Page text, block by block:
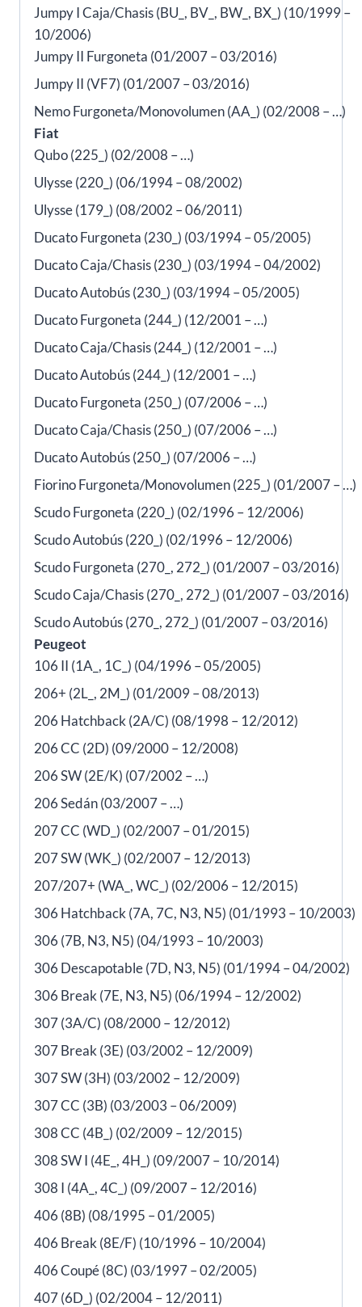
Jumpy I Caja/Chasis (BU_, BV_, BW_, BX_) (10/1999 –
10/2006)
Jumpy II Furgoneta (01/2007 – 03/2016)
Jumpy II (VF7) (01/2007 – 03/2016)
Nemo Furgoneta/Monovolumen (AA_) (02/2008 – …)
Fiat
Qubo (225_) (02/2008 – …)
Ulysse (220_) (06/1994 – 08/2002)
Ulysse (179_) (08/2002 – 06/2011)
Ducato Furgoneta (230_) (03/1994 – 05/2005)
Ducato Caja/Chasis (230_) (03/1994 – 04/2002)
Ducato Autobús (230_) (03/1994 – 05/2005)
Ducato Furgoneta (244_) (12/2001 – …)
Ducato Caja/Chasis (244_) (12/2001 – …)
Ducato Autobús (244_) (12/2001 – …)
Ducato Furgoneta (250_) (07/2006 – …)
Ducato Caja/Chasis (250_) (07/2006 – …)
Ducato Autobús (250_) (07/2006 – …)
Fiorino Furgoneta/Monovolumen (225_) (01/2007 – …)
Scudo Furgoneta (220_) (02/1996 – 12/2006)
Scudo Autobús (220_) (02/1996 – 12/2006)
Scudo Furgoneta (270_, 272_) (01/2007 – 03/2016)
Scudo Caja/Chasis (270_, 272_) (01/2007 – 03/2016)
Scudo Autobús (270_, 272_) (01/2007 – 03/2016)
Peugeot
106 II (1A_, 1C_) (04/1996 – 05/2005)
206+ (2L_, 2M_) (01/2009 – 08/2013)
206 Hatchback (2A/C) (08/1998 – 12/2012)
206 CC (2D) (09/2000 – 12/2008)
206 SW (2E/K) (07/2002 – …)
206 Sedán (03/2007 – …)
207 CC (WD_) (02/2007 – 01/2015)
207 SW (WK_) (02/2007 – 12/2013)
207/207+ (WA_, WC_) (02/2006 – 12/2015)
306 Hatchback (7A, 7C, N3, N5) (01/1993 – 10/2003)
306 (7B, N3, N5) (04/1993 – 10/2003)
306 Descapotable (7D, N3, N5) (01/1994 – 04/2002)
306 Break (7E, N3, N5) (06/1994 – 12/2002)
307 (3A/C) (08/2000 – 12/2012)
307 Break (3E) (03/2002 – 12/2009)
307 SW (3H) (03/2002 – 12/2009)
307 CC (3B) (03/2003 – 06/2009)
308 CC (4B_) (02/2009 – 12/2015)
308 SW I (4E_, 4H_) (09/2007 – 10/2014)
308 I (4A_, 4C_) (09/2007 – 12/2016)
406 (8B) (08/1995 – 01/2005)
406 Break (8E/F) (10/1996 – 10/2004)
406 Coupé (8C) (03/1997 – 02/2005)
407 (6D_) (02/2004 – 12/2011)